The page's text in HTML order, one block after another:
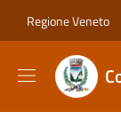
Regione Veneto